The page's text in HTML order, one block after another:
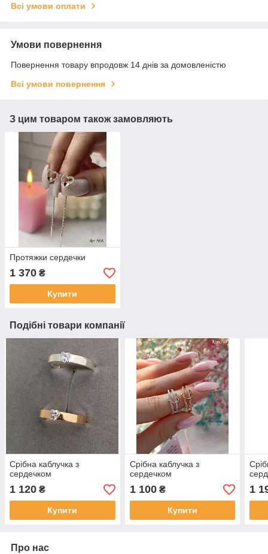
Всі умови оплати
Умови повернення
Повернення товару впродовж 14 днів за домовленістю
Всі умови повернення
З цим товаром також замовляють
Протяжки сердечки
1 370 ₴
Купити
Подібні товари компанії
Срібна каблучка з
сердечком
1 120 ₴
Купити
Срібна каблучка з
сердечком
1 100₴
Купити
1
Про нас